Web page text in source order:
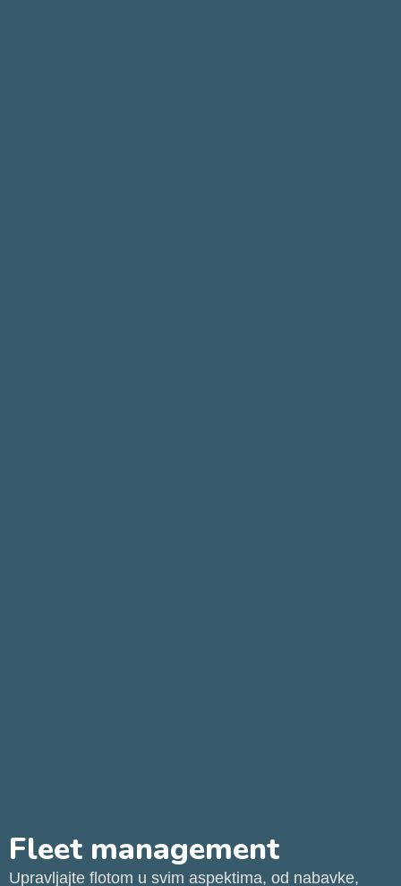
Fleet management
Upravljajte flotom u svim aspektima, od nabavke,